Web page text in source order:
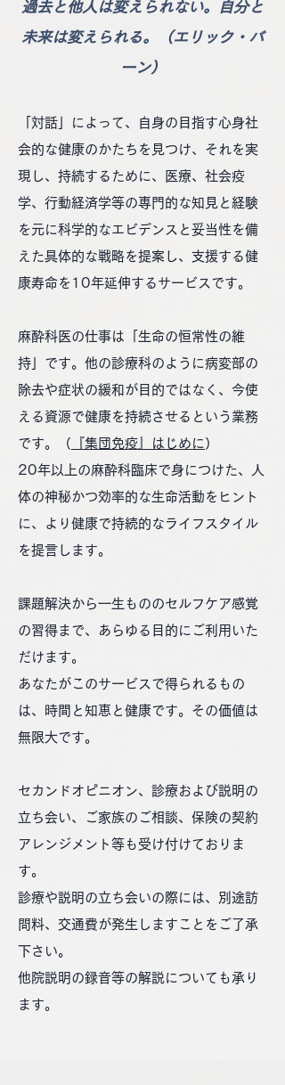
過去と他人は変えられない。自分と
未来は変えられる。（エリック・バ
ーン）
「対話」によって、自身の目指す心身社
会的な健康のかたちを見つけ、それを実
現し、持続するために、医療、社会疫
学、行動経済学等の専門的な知見と経験
を元に科学的なエビデンスと妥当性を備
えた具体的な戦略を提案し、支援する健
康寿命を10年延伸するサービスです。
麻酔科医の仕事は「生命の恒常性の維
持」です。他の診療科のように病変部の
除去や症状の緩和が目的ではなく、今使
える資源で健康を持続させるという業務
です。（
『集団免疫』はじめに）
20年以上の麻酔科臨床で身につけた、人
体の神秘かつ効率的な生命活動をヒント
に、より健康で持続的なライフスタイル
を提言します。
課題解決から一生もののセルフケア感覚
の習得まで、あらゆる目的にご利用いた
だけます。
あなたがこのサービスで得られるもの
は、時間と知恵と健康です。その価値は
無限大です。
セカンドオピニオン、診療および説明の
立ち会い、ご家族のご相談、保険の契約
アレンジメント等も受け付けておりま
す。
診療や説明の立ち会いの際には、別途訪
問料、交通費が発生しますことをご了承
下さい。
他院説明の録音等の解説についても承り
ます。